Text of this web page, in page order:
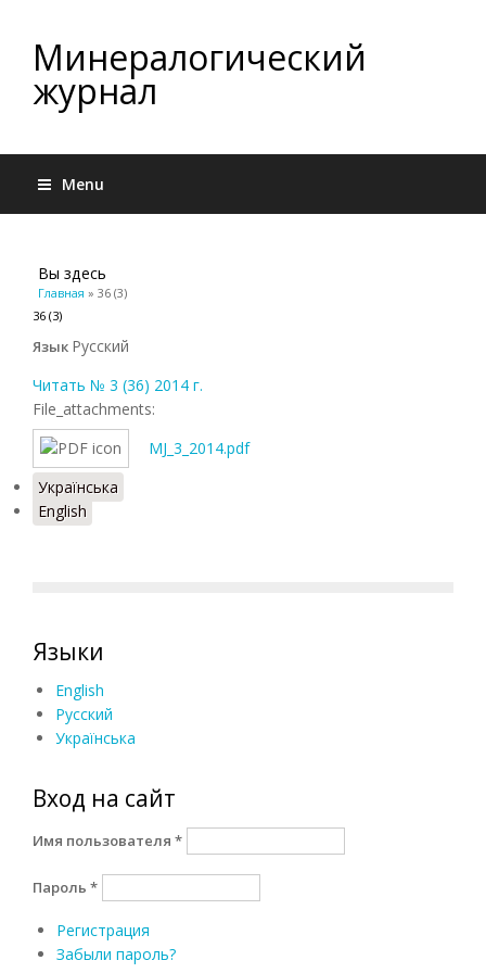
Минералогический
журнал
Menu
Вы здесь
Главная » 36 (3)
36 (3)
Язык Русский
Читать № 3 (36) 2014 г.
File_attachments:
MJ_3_2014.pdf
Українська
English
Языки
English
Русский
Українська
Вход на сайт
Имя пользователя *
Пароль *
Регистрация
Забыли пароль?